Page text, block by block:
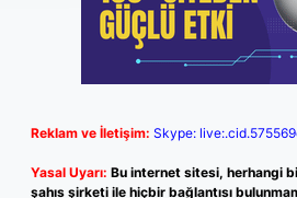
Reklam ve İletişim: Skype:
Yasal Uyarı: Bu internet sitesi, herhangi
şahıs şirketi ile hiçbir bağlantısı